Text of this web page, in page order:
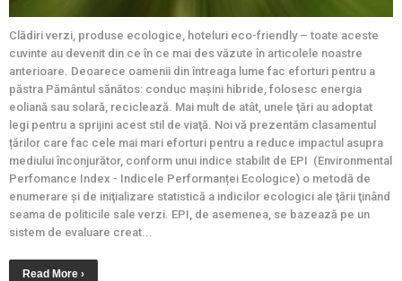
Clădiri verzi, produse ecologice, hoteluri eco-friendly – toate aceste
cuvinte au devenit din ce în ce mai des văzute în articolele noastre
anterioare. Deoarece oamenii din întreaga lume fac eforturi pentru a
păstra Pământul sănătos: conduc maşini hibride, folosesc energia
eoliană sau solară, reciclează. Mai mult de atât, unele ţări au adoptat
legi pentru a sprijini acest stil de viaţă. Noi vă prezentăm clasamentul
țărilor care fac cele mai mari eforturi pentru a reduce impactul asupra
mediului înconjurător, conform unui indice stabilit de EPI (Environmental
Perfomance Index - Indicele Performanței Ecologice) o metodă de
enumerare şi de iniţializare statistică a indicilor ecologici ale ţării ţinând
seama de politicile sale verzi. EPI, de asemenea, se bazează pe un
sistem de evaluare creat...
Read More ›